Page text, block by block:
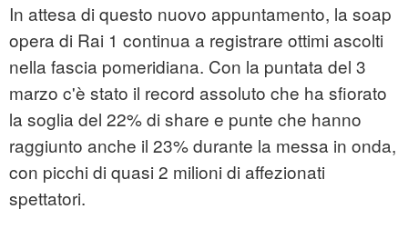
In attesa di questo nuovo appuntamento, la soap
opera di Rai 1 continua a registrare ottimi ascolti
nella fascia pomeridiana. Con la puntata del 3
marzo c'è stato il record assoluto che ha sfiorato
la soglia del 22% di share e punte che hanno
raggiunto anche il 23% durante la messa in onda,
con picchi di quasi 2 milioni di affezionati
spettatori.